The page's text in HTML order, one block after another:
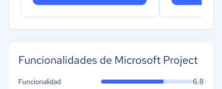
Funcionalidades de Microsoft Project
Funcionalidad 6.8